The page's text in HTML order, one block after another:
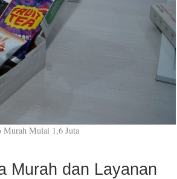
Murah Mulai 1,6 Juta
Murah dan Layanan